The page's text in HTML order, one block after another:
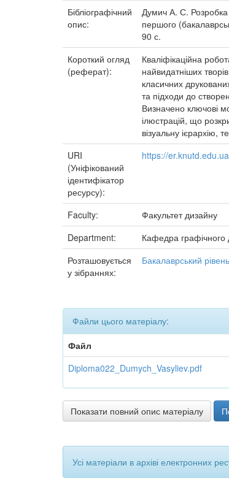
Бібліографічний
опис:
Думич А. С. Розробка
першого
90 с.
Короткий огляд
(реферат):
Кваліфікаційна
найвидатніших
класичних
та підходи до
Визначено ключові
ілюстрацій, що
візуальну ієрархію,
URI
(Уніфікований
ідентифікатор
ресурсу):
https://
Faculty:
Факультет дизайну
Department:
Кафедра графічного
Розташовується
у зібраннях:
Бакалаврський рівень
Файли цього матеріалу:
Файл
Diploma022_Dumych_Vasyliev.pdf
Показати повний опис матеріалу
Усі матеріали в архіві електронних